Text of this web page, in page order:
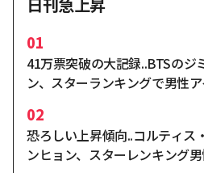
日刊急上昇
01
41万票突破の大記録..BTSのジ
ン、スターランキングで男性
02
恐ろしい上昇傾向..コルティス
ンヒョン、スターレンキング